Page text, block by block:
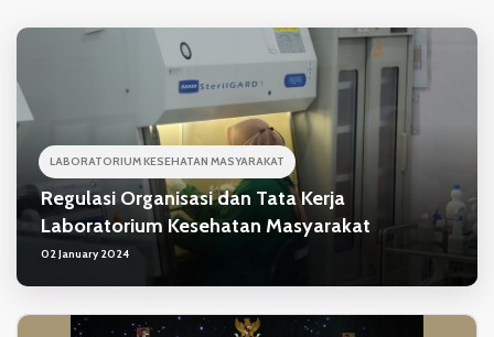
LABORATORIUM KESEHATAN MASYARAKAT
Regulasi Organisasi dan Tata Kerja
Laboratorium Kesehatan Masyarakat
02 January 2024